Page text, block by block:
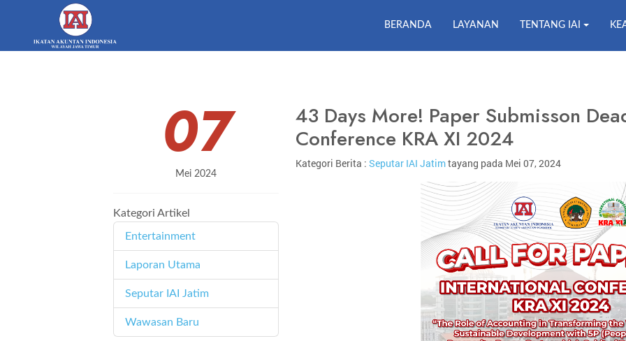
BERANDA LAYANAN TENTANG IAI
07
Mei 2024
Kategori Artikel
Entertainment
Laporan Utama
Seputar IAI Jatim
Wawasan Baru
43 Days More! Paper Submisson
Conference KRA XI 2024
Kategori Berita : Seputar IAI Jatimtayang pada Mei 07, 2024